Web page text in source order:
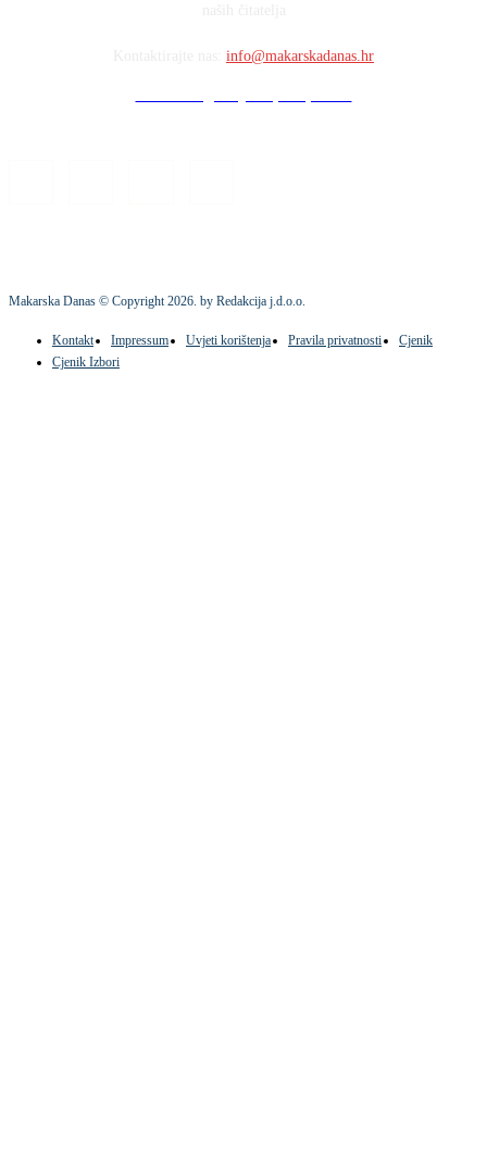
info@makarskadanas.hr
Makarska Danas © Copyright2026. by Redakcija j.d.o.o.
Kontakt Impressum Uvjeti korištenja Pravila privatnosti
Cjenik
Cjenik Izbori